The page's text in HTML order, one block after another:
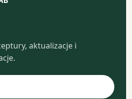
aktualizacje i